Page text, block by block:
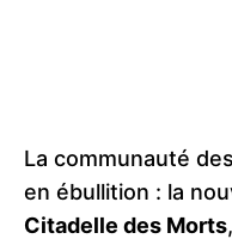
La communauté
en ébullition : la
Citadelle des Morts